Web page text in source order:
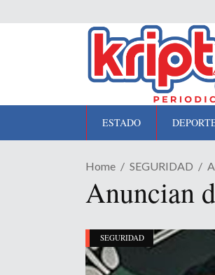
ESTADO
Home SEGURIDAD
Anuncian
SEGURIDAD